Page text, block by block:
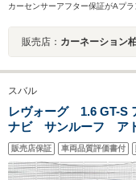
カーセンサーアフター保証がAプ
販売店： カーネーション
スバル
レヴォーグ 1.6 GT-
ナビ サンルーフ ア
アクセサリーライナ
BILSTEINダンパー
スマートキー 禁煙車
販売店保証 車両品質評価書付